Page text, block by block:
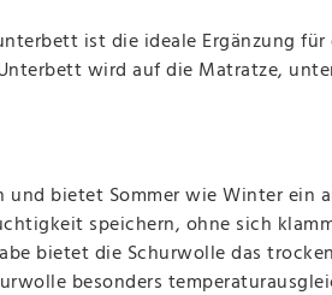
ist die ideale Ergänzung für
wird auf die Matratze,
bietet Sommer wie Winter ein
speichern, ohne sich
bietet die Schurwolle das
besonders